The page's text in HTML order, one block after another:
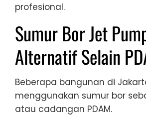
profesional.
Sumur Bor Jet
Alternatif Selain
Beberapa bangunan di
menggunakan sumur bor
atau cadangan PDAM.